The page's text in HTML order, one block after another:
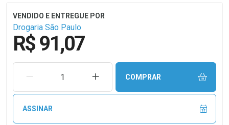
Drogaria São Paulo
R$ 91,07
REMOVER UMA UNIDADEAUMENTAR UMA UNIDADE
COMPRAR
ASSINAR